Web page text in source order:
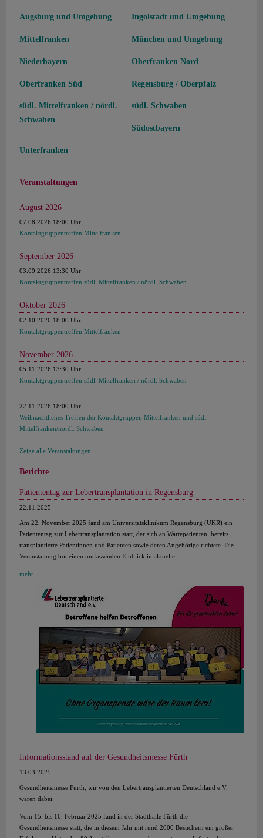
Augsburg und Umgebung Ingolstadt und Umgebung
Mittelfranken München und Umgebung
Niederbayern Oberfranken Nord
Oberfranken Süd Regensburg / Oberpfalz
südl. Mittelfranken / nördl.
Schwaben
südl. Schwaben
Südostbayern
Unterfranken
Veranstaltungen
August 2026
07.08.2026 18:00 Uhr
Kontaktgruppentreffen Mittelfranken
September 2026
03.09.2026 13:30 Uhr
Kontaktgruppentreffen südl. Mittelfranken / nördl. Schwaben
Oktober 2026
02.10.2026 18:00 Uhr
Kontaktgruppentreffen Mittelfranken
November 2026
05.11.2026 13:30 Uhr
Kontaktgruppentreffen südl. Mittelfranken / nördl. Schwaben
22.11.2026 18:00 Uhr
Weihnachtliches Treffen der Kontaktgruppen Mittelfranken und südl.
Mittelfranken/nördl. Schwaben
Zeige alle Veranstaltungen
Berichte
Patiententag zur Lebertransplantation in Regensburg
22.11.2025
Am 22. November 2025 fand am Universitätsklinikum Regensburg (UKR) ein
Patiententag zur Lebertransplantation statt, der sich an Wartepatienten, bereits
transplantierte Patientinnen und Patienten sowie deren Angehörige richtete. Die
Veranstaltung bot einen umfassenden Einblick in aktuelle…
mehr...
Informationsstand auf der Gesundheitsmesse Fürth
13.03.2025
Gesundheitsmesse Fürth, wir von den Lebertransplantierten Deutschland e.V.
waren dabei.
Vom 15. bis 16. Februar 2025 fand in der Stadthalle Fürth die
Gesundheitsmesse statt, die in diesem Jahr mit rund 2000 Besuchern ein großer